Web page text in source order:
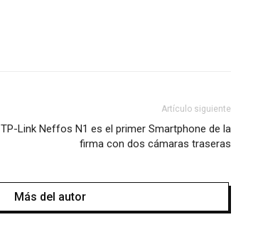
Artículo siguiente
TP-Link Neffos N1 es el primer Smartphone de la
firma con dos cámaras traseras
Más del autor